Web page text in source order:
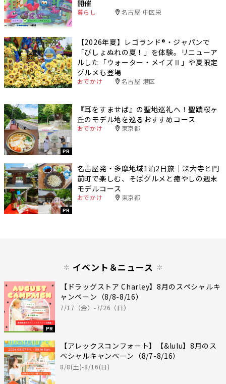
開催
暮らし 名古屋 中区栄
【2026年夏】レゴランド®・ジャパンで
「びしょぬれの夏！」を体験。リニューア
ルした「ウォーター・メイズⅡ」や夏限定
グルメも登場
おでかけ 名古屋 港区
PR
『耳をすませば』の聖地巡礼へ！聖蹟桜ヶ
丘のモデル地を巡るおすすめコース
おでかけ 東京都
PR
名古屋発・多摩地域1泊2日旅｜深大寺と門
前町で楽しむ、そばグルメと癒やしの週末
モデルコース
おでかけ 東京都
イベント＆ニュース
PR
【ドラッグストア Charley】8月のスペシャルキ
ャンペーン（8/8-8/16）
7/17（金）-7/26（日）
【アレックスコンフォート】【&lulu】8月のス
ペシャルキャンペーン（8/7-8/16）
8/8(土)-8/16(日)